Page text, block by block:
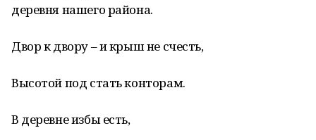
деревня нашего района.
Двор к двору – и крыш не счесть,
Высотой под стать конторам.
В деревне избы есть,